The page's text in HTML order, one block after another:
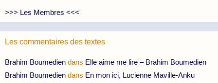
>>> Les Membres <<<
Les commentaires des textes
Brahim Boumedien dans Elle aime me lire – Brahim Boumedien
Brahim Boumedien dans En mon ici, Lucienne Maville-Anku